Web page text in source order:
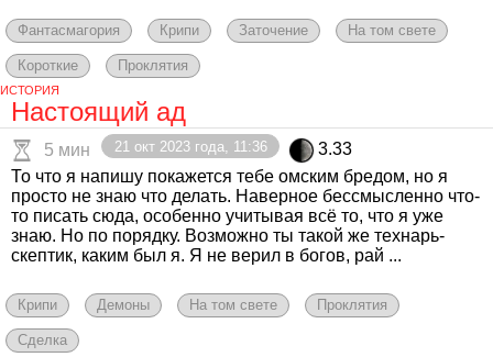
Фантасмагория Крипи Заточение На том свете
Короткие Проклятия
ИСТОРИЯ
Настоящий ад
5 мин 21 окт 2023 года, 11:36
3.33
То что я напишу покажется тебе омским бредом, но я
просто не знаю что делать. Наверное бессмысленно что-
то писать сюда, особенно учитывая всё то, что я уже
знаю. Но по порядку. Возможно ты такой же технарь-
скептик, каким был я. Я не верил в богов, рай ...
Крипи Демоны На том свете Проклятия
Сделка